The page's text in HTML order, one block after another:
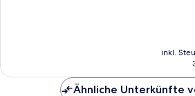
inkl.
Ähnliche Unterkünfte